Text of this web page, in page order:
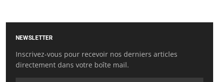
NEWSLETTER
Inscrivez-vous pour recevoir nos derniers articles
directement dans votre boîte mail.